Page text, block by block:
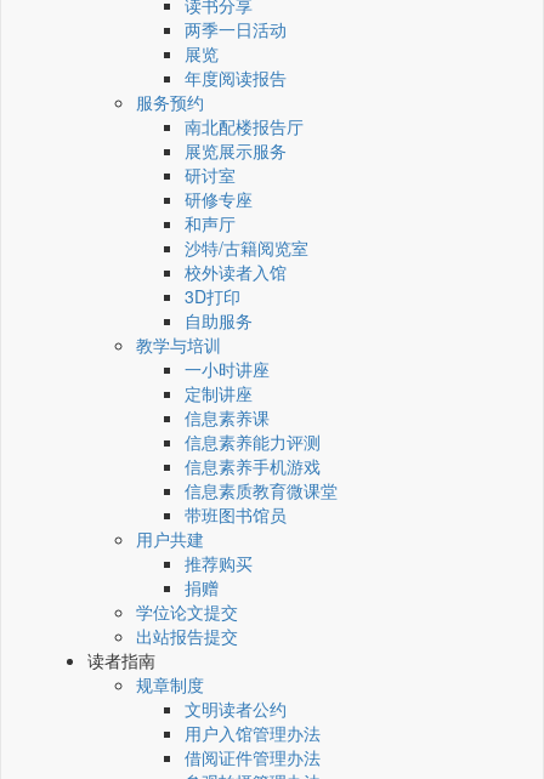
读书分享
两季一日活动
展览
年度阅读报告
服务预约
南北配楼报告厅
展览展示服务
研讨室
研修专座
和声厅
沙特/古籍阅览室
校外读者入馆
3D打印
自助服务
教学与培训
一小时讲座
定制讲座
信息素养课
信息素养能力评测
信息素养手机游戏
信息素质教育微课堂
带班图书馆员
用户共建
推荐购买
捐赠
学位论文提交
出站报告提交
读者指南
规章制度
文明读者公约
用户入馆管理办法
借阅证件管理办法